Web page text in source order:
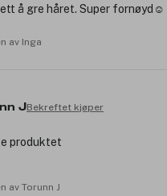
å gre håret. Super fornøyd☺️
av Inga
JBekreftet kjøper
produktet
av Torunn J